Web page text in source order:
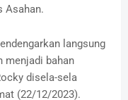
Asahan.
langsung
menjadi bahan
disela-sela
(22/12/2023).